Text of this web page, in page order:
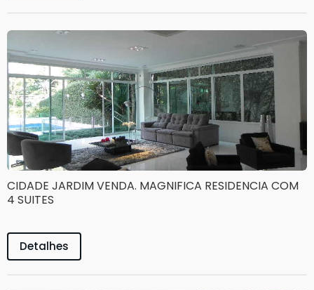
CIDADE JARDIM VENDA. MAGNIFICA RESIDENCIA COM
4 SUITES
Detalhes